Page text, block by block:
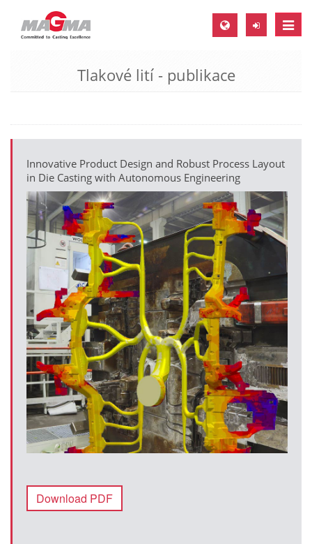
Toggle
MAGMA Europe, Germany
EN
CS
MAGMA North-America, USA
EN
ES
MAGMA Asia-Pacific, Singapore
EN
MAGMA South-America, Brazil
PT
ES
MAGMA Türkiye
EN
TR
MAGMA China
MAGMA India
Tlakové lití - publikace
Innovative Product Design and Robust Process Layout
in Die Casting with Autonomous Engineering
Download PDF